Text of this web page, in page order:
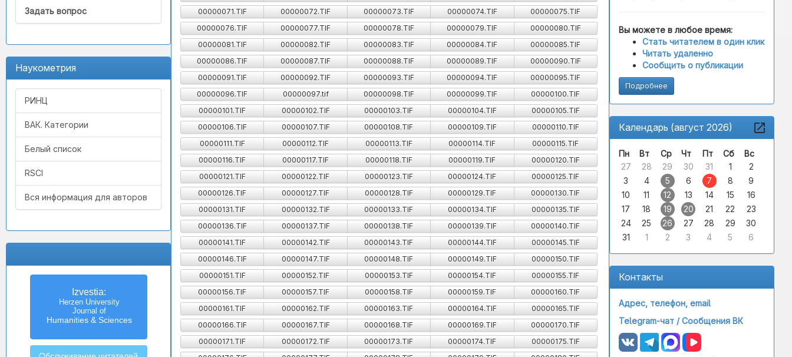
Задать вопрос
Наукометрия
РИНЦ
ВАК. Категории
Белый список
RSCI
Вся информация для авторов
Izvestia:
Herzen University
Journal of
Humanities & Sciences
Вы можете в любое время:
Стать читателем в один клик
Читать удаленно
Сообщить о публикации
Подробнее
Календарь (август 2026)
Пн Вт Ср Чт Пт Сб
Вс
27
28 29 30 31 1
2
3
4 5 6 7 8
9
10
11 12 13 14 15
16
17
18 19 20 21 22
23
24
25 26 27 28 29
30
31
1 2 3 4 5 6
Контакты
Адрес, телефон, email
Telegram-чат /Сообщения ВК
00000071.TIF
00000072.TIF 00000073.TIF 00000074.TIF
00000075.TIF
00000076.TIF
00000077.TIF 00000078.TIF 00000079.TIF
00000080.TIF
00000081.TIF
00000082.TIF 00000083.TIF 00000084.TIF
00000085.TIF
00000086.TIF
00000087.TIF 00000088.TIF 00000089.TIF
00000090.TIF
00000091.TIF
00000092.TIF 00000093.TIF 00000094.TIF
00000095.TIF
00000096.TIF
00000097.tif 00000098.TIF 00000099.TIF
00000100.TIF
00000101.TIF
00000102.TIF 00000103.TIF 00000104.TIF
00000105.TIF
00000106.TIF
00000107.TIF 00000108.TIF 00000109.TIF
00000110.TIF
00000111.TIF
00000112.TIF 00000113.TIF 00000114.TIF
00000115.TIF
00000116.TIF
00000117.TIF 00000118.TIF 00000119.TIF
00000120.TIF
00000121.TIF
00000122.TIF 00000123.TIF 00000124.TIF
00000125.TIF
00000126.TIF
00000127.TIF 00000128.TIF 00000129.TIF
00000130.TIF
00000131.TIF
00000132.TIF 00000133.TIF 00000134.TIF
00000135.TIF
00000136.TIF
00000137.TIF 00000138.TIF 00000139.TIF
00000140.TIF
00000141.TIF
00000142.TIF 00000143.TIF 00000144.TIF
00000145.TIF
00000146.TIF
00000147.TIF 00000148.TIF 00000149.TIF
00000150.TIF
00000151.TIF
00000152.TIF 00000153.TIF 00000154.TIF
00000155.TIF
00000156.TIF
00000157.TIF 00000158.TIF 00000159.TIF
00000160.TIF
00000161.TIF
00000162.TIF 00000163.TIF 00000164.TIF
00000165.TIF
00000166.TIF
00000167.TIF 00000168.TIF 00000169.TIF
00000170.TIF
00000171.TIF
00000172.TIF 00000173.TIF 00000174.TIF
00000175.TIF